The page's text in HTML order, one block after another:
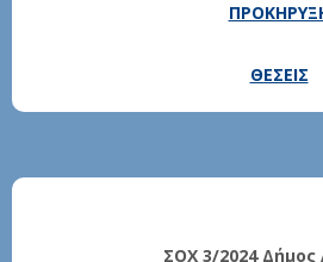
ΘΕΣΕΙΣ
ΣΟΧ 3/2024 Δήμος